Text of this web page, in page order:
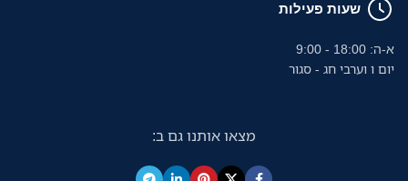
שעות פעילות
א-ה: 18:00 - 9:00
יום ו וערבי חג - סגור
מצאו אותנו גם ב: